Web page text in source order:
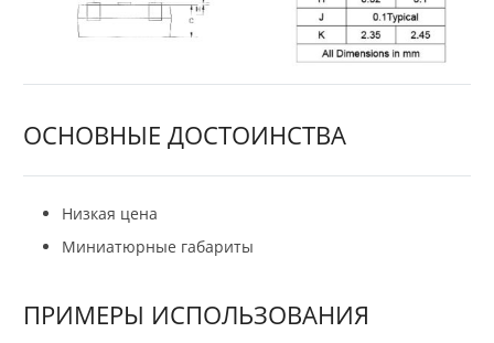
ОСНОВНЫЕ ДОСТОИНСТВА
Низкая цена
Миниатюрные габариты
ПРИМЕРЫ ИСПОЛЬЗОВАНИЯ